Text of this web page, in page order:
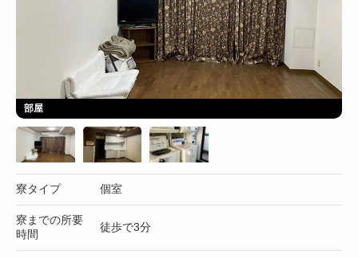
部屋
寮タイプ 個室
寮までの所要
時間
徒歩で3分